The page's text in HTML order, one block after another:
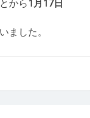
から1月17日
ました。